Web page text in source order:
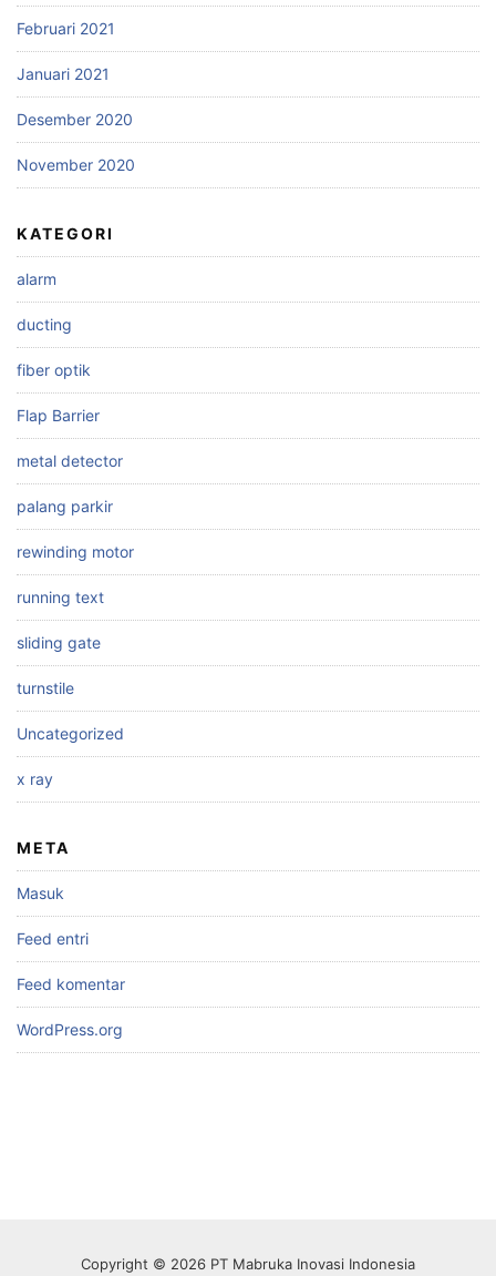
Februari 2021
Januari 2021
Desember 2020
November 2020
KATEGORI
alarm
ducting
fiber optik
Flap Barrier
metal detector
palang parkir
rewinding motor
running text
sliding gate
turnstile
Uncategorized
x ray
META
Masuk
Feed entri
Feed komentar
WordPress.org
Copyright © 2026 PT Mabruka Inovasi Indonesia